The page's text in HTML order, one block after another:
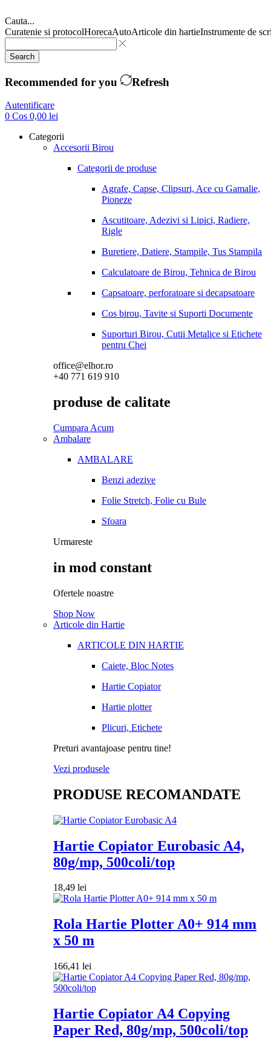
Cauta...
Curatenie si protocolHorecaAutoArticole din hartieInstrumente de
Search
Recommended for you Refresh
Autentificare
0 Cos 0,00 lei
Categorii
Accesorii Birou
Categorii de produse
Agrafe, Capse, Clipsuri, Ace cu Gamalie,
Pioneze
Ascutitoare, Adezivi si Lipici, Radiere,
Rigle
Buretiere, Datiere, Stampile, Tus Stampila
Calculatoare de Birou, Tehnica de Birou
Capsatoare, perforatoare si decapsatoare
Cos birou, Tavite si Suporti Documente
Suporturi Birou, Cutii Metalice si Etichete
pentru Chei
office@elhor.ro
+40 771 619 910
produse de calitate
Cumpara Acum
Ambalare
AMBALARE
Benzi adezive
Folie Stretch, Folie cu Bule
Sfoara
Urmareste
in mod constant
Ofertele noastre
Shop Now
Articole din Hartie
ARTICOLE DIN HARTIE
Caiete, Bloc Notes
Hartie Copiator
Hartie plotter
Plicuri, Etichete
Preturi avantajoase pentru tine!
Vezi produsele
PRODUSE RECOMANDATE
Hartie Copiator Eurobasic A4,
80g/mp, 500coli/top
18,49 lei
Rola Hartie Plotter A0+ 914 mm
x 50 m
166,41 lei
Hartie Copiator A4 Copying
Paper Red, 80g/mp, 500coli/top